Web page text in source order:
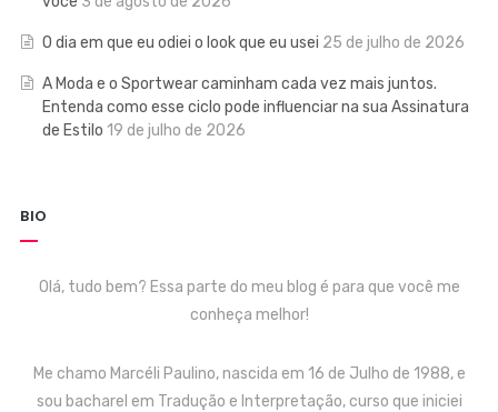
O dia em que eu odiei o look que eu usei 25 de julho de 2026
A Moda e o Sportwear caminham cada vez mais juntos.
Entenda como esse ciclo pode influenciar na sua Assinatura
de Estilo 19 de julho de 2026
BIO
Olá, tudo bem? Essa parte do meu blog é para que você me
conheça melhor!
Me chamo Marcéli Paulino, nascida em 16 de Julho de 1988, e
sou bacharel em Tradução e Interpretação, curso que iniciei